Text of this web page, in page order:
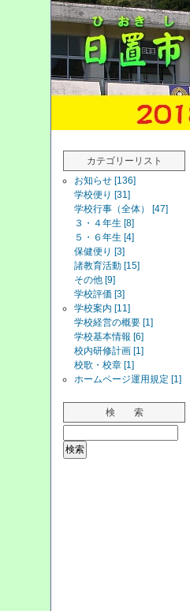
カテゴリーリスト
お知らせ [136]
学校便り [31]
学校行事（全体） [47]
３・４年生 [8]
５・６年生 [4]
保健便り [3]
諸教育活動 [15]
その他 [9]
学校評価 [3]
学校案内 [11]
学校経営の概要 [1]
学校基本情報 [6]
校内研修計画 [1]
校歌・校章 [1]
ホームページ運用規定 [1]
検 索